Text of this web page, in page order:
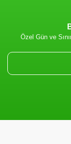
Ürün
Özel Gün ve